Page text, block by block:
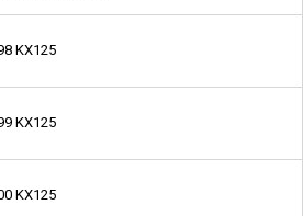
KX125
KX125
KX125